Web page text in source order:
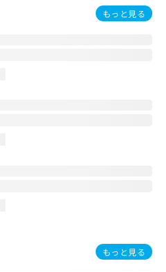
もっと見る
もっと見る